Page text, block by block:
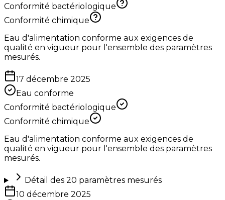
Conformité bactériologique
Conformité chimique
Eau d'alimentation conforme aux exigences de
qualité en vigueur pour l'ensemble des paramètres
mesurés.
17 décembre 2025
Eau conforme
Conformité bactériologique
Conformité chimique
Eau d'alimentation conforme aux exigences de
qualité en vigueur pour l'ensemble des paramètres
mesurés.
Détail des 20 paramètres mesurés
10 décembre 2025